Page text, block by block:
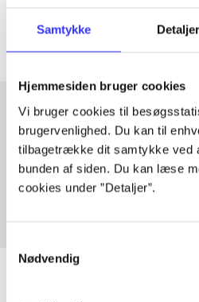
Samtykke Detaljer
Hjemmesiden bruger cookies
Vi bruger cookies til
brugervenlighed. Du kan til
tilbagetrække dit samtykke ved
bunden af siden. Du kan læse
cookies under ”Detaljer”.
Nødvendig
Artikler med samme
Fra